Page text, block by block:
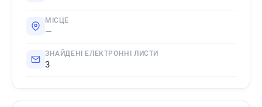
МІСЦЕ
—
ЗНАЙДЕНІ ЕЛЕКТРОННІ ЛИСТИ
3